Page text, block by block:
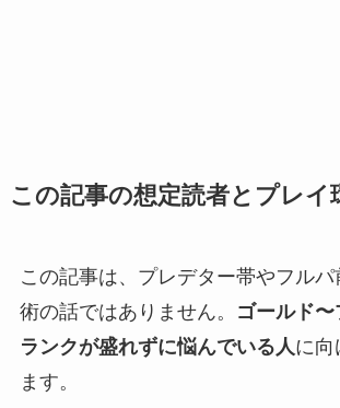
この記事の想定読者とプレイ
この記事は、プレデター帯やフル
術の話ではありません。
ゴールド
ランクが盛れずに悩んでいる人に向
ます。